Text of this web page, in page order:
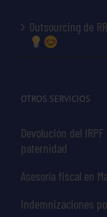
Outsourcing de
OTROS SERVICIOS
Devolución del
paternidad
Asesoría fiscal en
Indemnizaciones